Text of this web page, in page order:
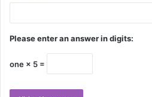
Please enter an answer in digits:
one × 5 =